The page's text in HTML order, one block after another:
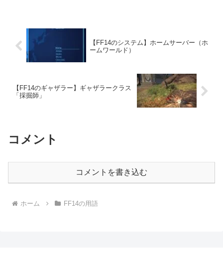
【FF14のシステム】ホームサーバー（ホ
ームワールド）
【FF14のギャザラー】ギャザラークラス
「採掘師」
コメント
コメントを書き込む
ホーム FF14の用語